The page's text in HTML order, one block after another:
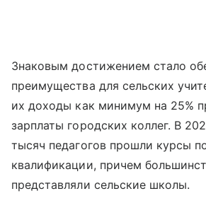
Знаковым достижением стало
преимущества для сельских
их доходы как минимум на 25%
зарплаты городских коллег. В
тысяч педагогов прошли курсы
квалификации, причем
представляли сельские школы.